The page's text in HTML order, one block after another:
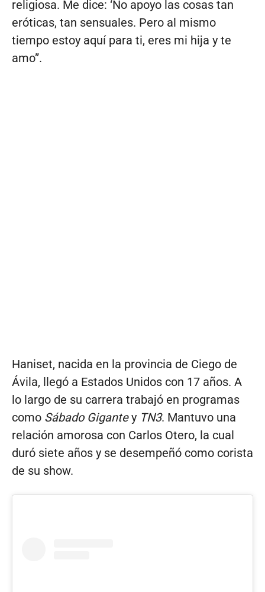
religiosa. Me dice: ‘No apoyo las cosas tan
eróticas, tan sensuales. Pero al mismo
tiempo estoy aquí para ti, eres mi hija y te
amo”.
Haniset, nacida en la provincia de Ciego de
Ávila, llegó a Estados Unidos con 17 años. A
lo largo de su carrera trabajó en programas
como Sábado Gigantey TN3. Mantuvo una
relación amorosa con Carlos Otero, la cual
duró siete años y se desempeñó como corista
de su show.